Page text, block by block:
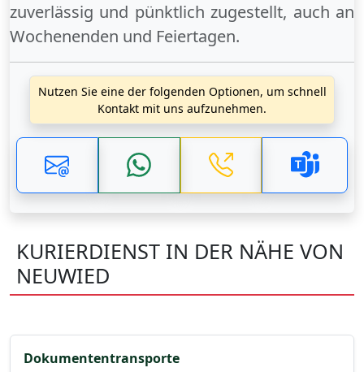
zuverlässig und pünktlich zugestellt, auch an
Wochenenden und Feiertagen.
Nutzen Sie eine der folgenden Optionen, um schnell
Kontakt mit uns aufzunehmen.
KURIERDIENST IN DER NÄHE VON
NEUWIED
Dokumententransporte